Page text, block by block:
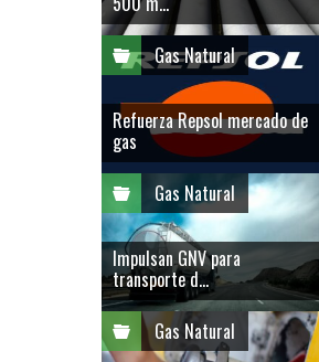
Gas Natural
Refuerza Repsol mercado de
gas
Gas Natural
Impulsan GNV para
transporte d...
Gas Natural